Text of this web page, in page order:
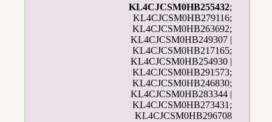
KL4CJCSM0HB255432;
KL4CJCSM0HB279116;
KL4CJCSM0HB263692;
KL4CJCSM0HB249307 |
KL4CJCSM0HB217165;
KL4CJCSM0HB254930 |
KL4CJCSM0HB291573;
KL4CJCSM0HB246830;
KL4CJCSM0HB283344 |
KL4CJCSM0HB273431;
KL4CJCSM0HB296708